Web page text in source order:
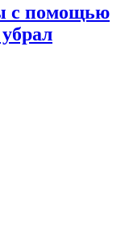
с помощью